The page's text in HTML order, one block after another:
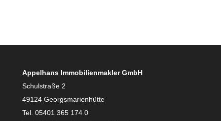
Appelhans Immobilienmakler GmbH
Schulstraße 2
49124 Georgsmarienhütte
Tel. 05401 365 174 0